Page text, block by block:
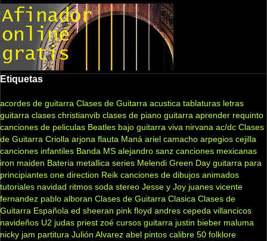
Etiquetas
acordes de guitarra Clases de Guitarra acustica tablaturas letras
guitarra clases christianvib clases de piano guitarra aprender requinto
canciones de peliculas Beatles bajo guitarra viva nirvana ac/dc Clases
de Guitarra Criolla arjona flauta Maná ariel camacho arpegios cejilla
canciones infantiles Banda MS alejandro sanz canciones mexicanas
iron maiden Bateria metallica series Melendi Green Day guitarra para
principiantes one direction Reik canciones de dibujos animados
tutoriales navidad ritmos soda stereo Jesse y Joy juanes vicente
fernandez pablo alboran Clases de Guitarra Clasica Clases de
Guitarra Española ed sheeran pink floyd andres cepeda villancicos
navideños U2 judas priest zoé cursos guitarra justin bieber maluma
nicky jam partitura Julión Alvarez abel pintos calibre 50 folklore